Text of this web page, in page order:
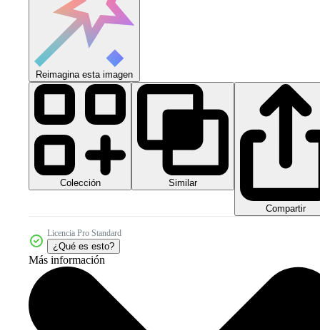
Reimagina esta imagen
Colección Similar
Compartir
Licencia Pro Standard
¿Qué es esto?
Más información